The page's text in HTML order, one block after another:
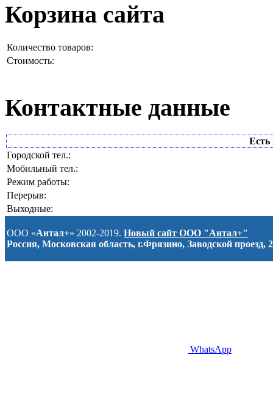
Корзина сайта
Количество товаров:
Стоимость:
Контактные данные
Есть
Городской тел.:
Мобильный тел.:
Режим работы:
Перерыв:
Выходные:
ООО «Антал+» 2002-2019. Новый сайт ООО "Антал+"
Россия, Московская область, г.Фрязино, Заводской проезд, 2
WhatsApp